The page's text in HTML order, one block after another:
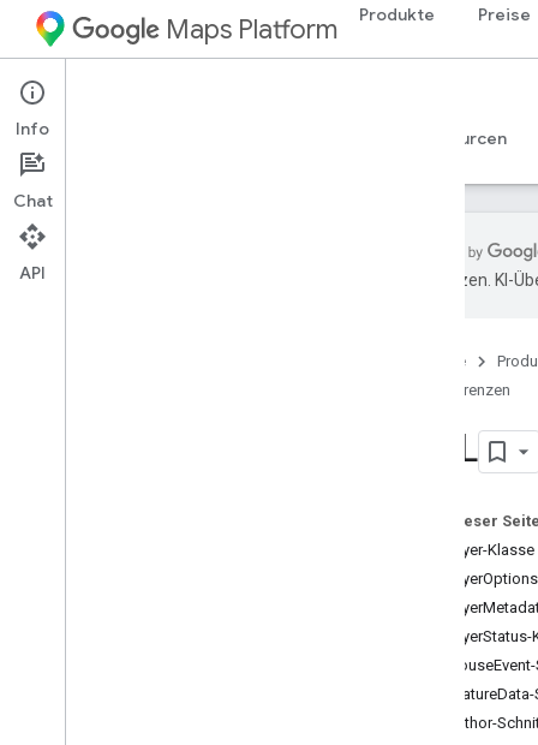
Maps Platform Produkte Preise
Web
Leitfäden
Ressourcen
übersetzen. KI-
Startseite
Referenzen
KML
Auf dieser Seite
KmlLayer-Klasse
KmlAuthor-
Info
Chat
API